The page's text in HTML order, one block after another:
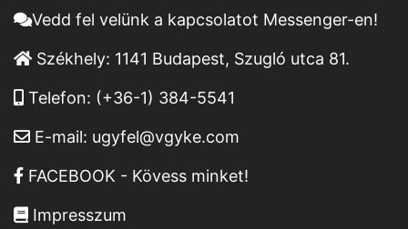
Vedd fel velünk a kapcsolatot Messenger-en!
Székhely: 1141 Budapest, Szugló utca 81.
Telefon: (+36-1) 384-5541
E-mail: ugyfel@vgyke.com
FACEBOOK - Kövess minket!
Impresszum